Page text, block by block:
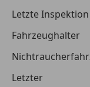
von der von Ihnen
Letzte Inspektion
Fahrzeughalter
Letzter